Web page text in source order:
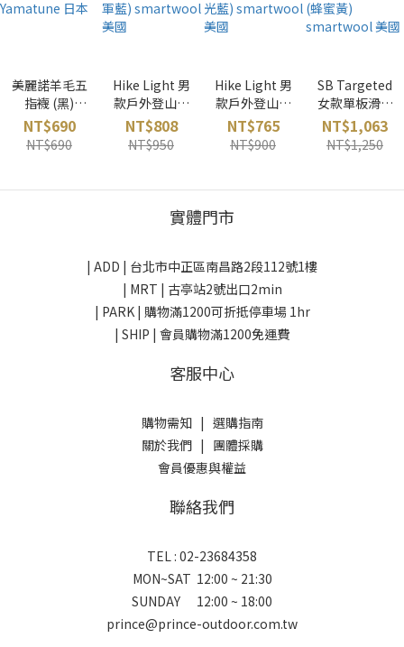
美麗諾羊毛五
指襪 (黑)
Yamatune 日
本
NT$690
NT$690
Hike Light 男
款戶外登山襪
(海軍藍)
smartwool
美國
NT$808
NT$950
Hike Light 男
款戶外登山襪
(暮光藍)
smartwool
美國
NT$765
NT$900
SB Targeted
女款單板滑雪
襪 (蜂蜜黃)
smartwool
美國
NT$1,063
NT$1,250
實體門市
| ADD | 台北市中正區南昌路2段112號1樓
| MRT | 古亭站2號出口2min
| PARK | 購物滿1200可折抵停車場 1hr
| SHIP | 會員購物滿1200免運費
客服中心
購物需知| 選購指南
關於我們| 團體採購
會員優惠與權益
聯絡我們
TEL : 02-23684358
MON~SAT 12:00 ~ 21:30
SUNDAY 12:00 ~ 18:00
prince@prince-outdoor.com.tw